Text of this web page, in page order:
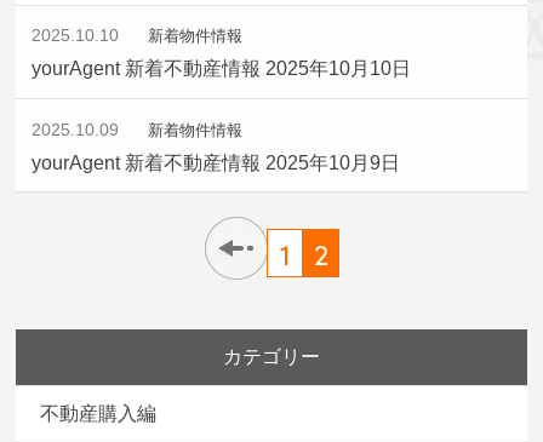
2025.10.10 新着物件情報
yourAgent 新着不動産情報 2025年10月10日
2025.10.09 新着物件情報
yourAgent 新着不動産情報 2025年10月9日
1 2
カテゴリー
不動産購入編